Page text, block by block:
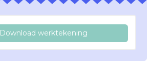
Download werktekening